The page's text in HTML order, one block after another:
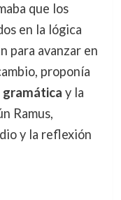
que los
en la lógica
para avanzar en
proponía
gramática y la
Ramus,
y la reflexión